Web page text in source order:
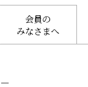
会員の
みなさまへ